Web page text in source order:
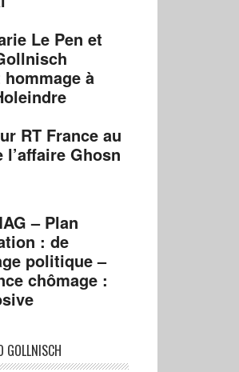
Le Pen et
à
RT France au
l’affaire Ghosn
– Plan
: de
politique –
chômage :
GOLLNISCH